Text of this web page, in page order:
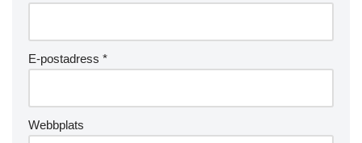
E-postadress *
Webbplats